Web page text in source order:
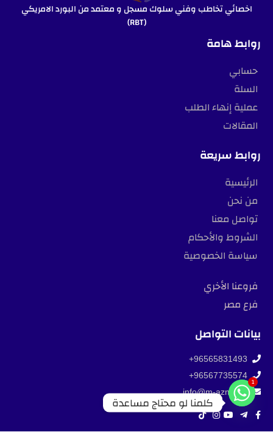
اخصائي تخاطب وفني سلوك مسجل و معتمد من البورد الامريكي
(RBT)
روابط هامة
حسابي
السلة
عملية إنهاء الطلب
المقالات
روابط سريعة
الرئيسية
من نحن
تواصل معنا
الشروط والأحكام
سياسة الخصوصية
فروعنا الأخري
فرع مصر
بيانات التواصل
96565831493+
96567735574+
info@m-azmy.co
1
كلمنا لو محتاج مساعدة